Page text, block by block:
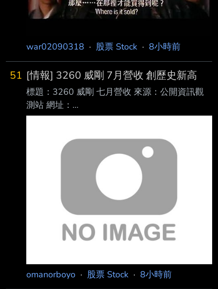
war02090318 · 股票 Stock · 8小時前
51 [情報] 3260 威剛 7月營收 創歷史新高
標題：3260 威剛 七月營收 來源：公開資訊觀
測站 網址：
https://mops.twse.com.tw/mops/#/web/t146sb
司) 威剛 公司提供 民國115年07月 單位：新台
幣仟元 項目 營業收入淨額 本月： 18,379,079
去年同期： 4,261,406 增減金額： 14,117,673
增減百分比： 331.29 本年累計： 82,650,603
去年累計： 26,945,572 增減金額： 55,705,03
omanorboyo · 股票 Stock · 8小時前